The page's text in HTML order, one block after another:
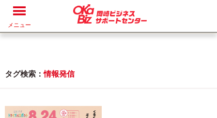
メニュー
タグ検索：情報発信